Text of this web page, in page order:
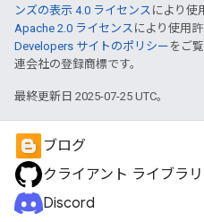
ンズの表示 4.0 ライセンス により使
Apache 2.0 ライセンス により使用
Developers サイトのポリシー をご
連会社の登録商標です。
最終更新日 2025-07-25 UTC。
ブログ
クライアント ライブラリ
Discord